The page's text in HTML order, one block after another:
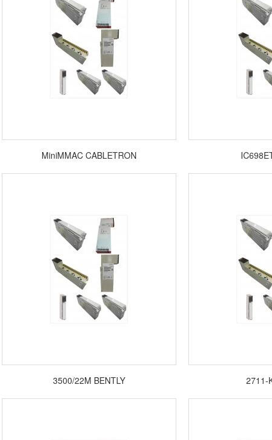
MiniMMAC CABLETRON
3500/22M BENTLY 2711-